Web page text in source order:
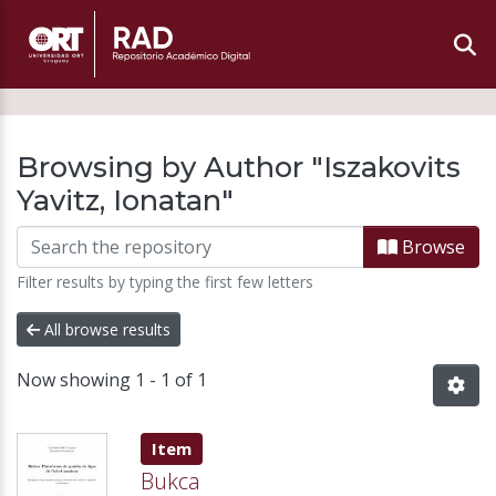
Browsing by Author "Iszakovits
Yavitz, Ionatan"
Browse
Filter results by typing the first few letters
All browse results
Now showing 1 - 1 of 1
Item type:
Item,
Bukca